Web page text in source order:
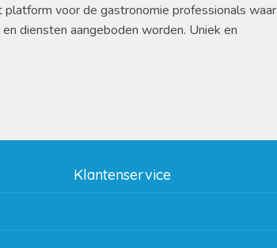
voor de gastronomie professionals waar
diensten aangeboden worden. Uniek en
Klantenservice